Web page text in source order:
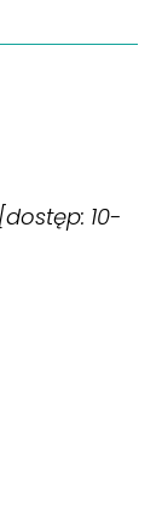
10-